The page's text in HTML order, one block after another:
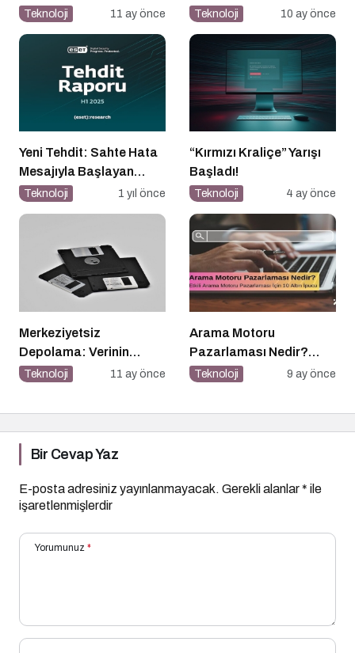
güvenliğinin temel
Teknoloji 11 ay önce Teknoloji 10 ay önce
Yeni Tehdit: Sahte Hata
Mesajıyla Başlayan
Siber Saldırılar
Teknoloji 1 yıl önce
“Kırmızı Kraliçe” Yarışı
Başladı!
Teknoloji 4 ay önce
Merkeziyetsiz
Depolama: Verinin
Geleceği Web3 ile
Teknoloji 11 ay önce
Arama Motoru
Pazarlaması Nedir?
Etkili Arama Motoru
Teknoloji 9 ay önce
Bir Cevap Yaz
E-posta adresiniz yayınlanmayacak. Gerekli alanlar* ile
işaretlenmişlerdir
Yorumunuz *